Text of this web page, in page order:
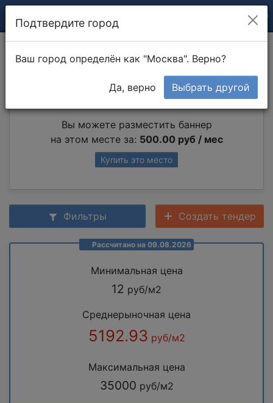
Монтаж композита
Вы можете разместить баннер
на этом месте за: 500.00 руб / мес
Купить это место
Фильтры Создать тендер
Рассчитано на 09.08.2026
Минимальная цена
12 руб/м2
Среднерыночная цена
5192.93 руб/м2
Максимальная цена
35000 руб/м2
Подтвердите город
Ваш город определён как "Москва". Верно?
Да, верно Выбрать другой